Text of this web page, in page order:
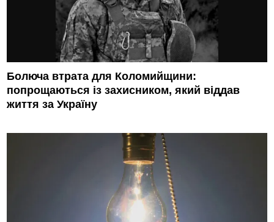
Болюча втрата для Коломийщини:
попрощаються із захисником, який віддав
життя за Україну